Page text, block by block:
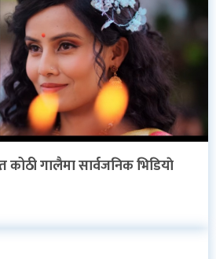
गालैमा सार्वजनिक भिडियाे